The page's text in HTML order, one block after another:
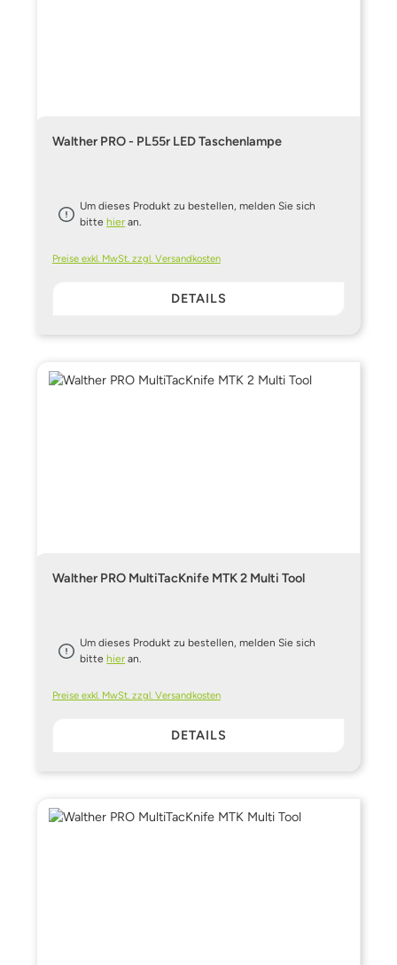
Walther PRO - PL55r LED Taschenlampe
Um dieses Produkt zu bestellen, melden Sie sich
bitte hier an.
Preise exkl. MwSt. zzgl. Versandkosten
DETAILS
Walther PRO MultiTacKnife MTK 2 Multi Tool
Um dieses Produkt zu bestellen, melden Sie sich
bitte hier an.
Preise exkl. MwSt. zzgl. Versandkosten
DETAILS